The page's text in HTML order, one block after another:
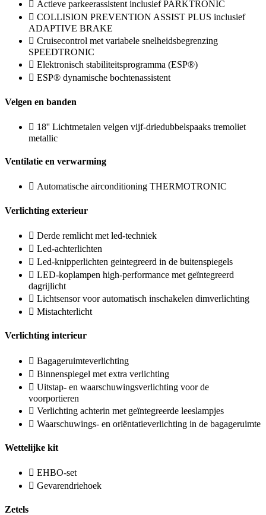
Actieve parkeerassistent inclusief PARKTRONIC
COLLISION PREVENTION ASSIST PLUS inclusief
ADAPTIVE BRAKE
Cruisecontrol met variabele snelheidsbegrenzing
SPEEDTRONIC
Elektronisch stabiliteitsprogramma (ESP®)
ESP® dynamische bochtenassistent
Velgen en banden
18'' Lichtmetalen velgen vijf-driedubbelspaaks tremoliet
metallic
Ventilatie en verwarming
Automatische airconditioning THERMOTRONIC
Verlichting exterieur
Derde remlicht met led-techniek
Led-achterlichten
Led-knipperlichten geintegreerd in de buitenspiegels
LED-koplampen high-performance met geïntegreerd
dagrijlicht
Lichtsensor voor automatisch inschakelen dimverlichting
Mistachterlicht
Verlichting interieur
Bagageruimteverlichting
Binnenspiegel met extra verlichting
Uitstap- en waarschuwingsverlichting voor de
voorportieren
Verlichting achterin met geïntegreerde leeslampjes
Waarschuwings- en oriëntatieverlichting in de bagageruimte
Wettelijke kit
EHBO-set
Gevarendriehoek
Zetels